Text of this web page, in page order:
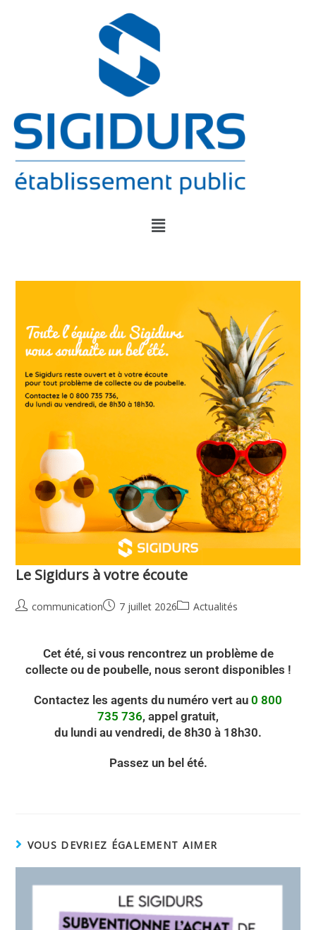
Le Sigidurs à votre écoute
communication 7 juillet 2026 Actualités
Cet été, si vous rencontrez un problème de
collecte ou de poubelle, nous seront disponibles !
Contactez les agents du numéro vert au 0 800
735 736, appel gratuit,
du lundi au vendredi, de 8h30 à 18h30.
Passez un bel été.
VOUS DEVRIEZ ÉGALEMENT AIMER